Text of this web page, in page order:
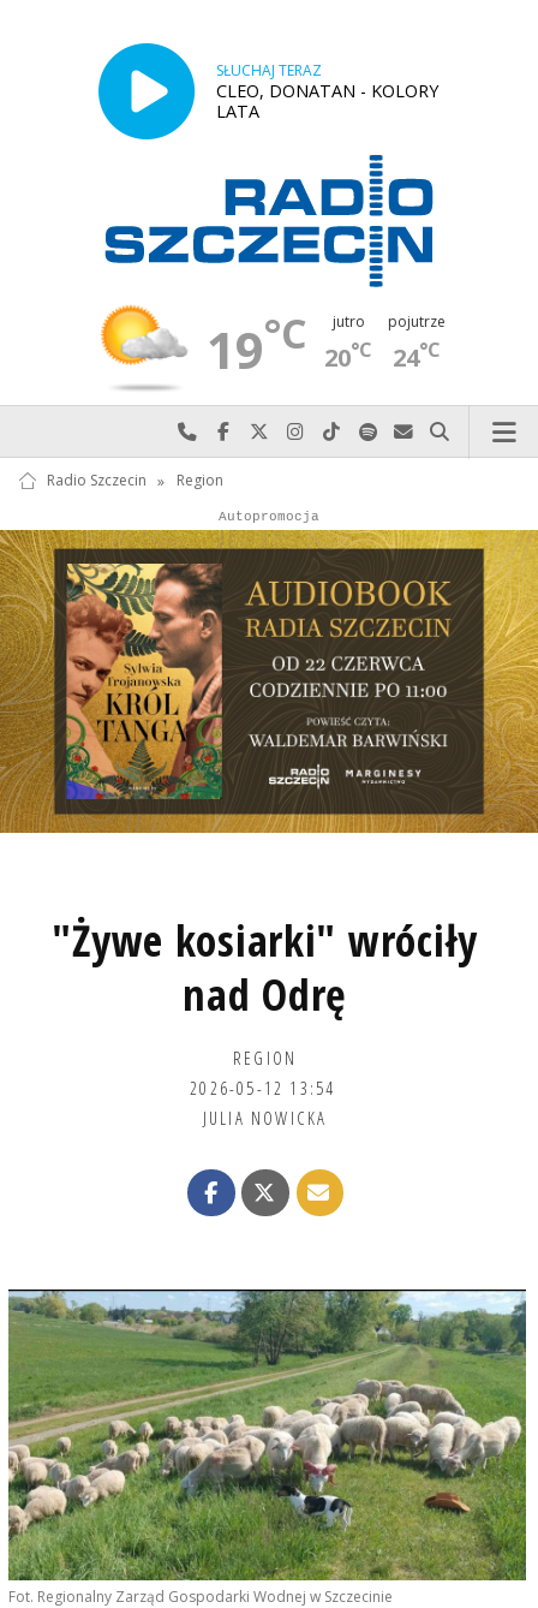
SŁUCHAJ TERAZ
CLEO, DONATAN - KOLORY
LATA
19°C jutro
20°C
pojutrze
24°C
Najlepiej po prostu do nas zadzwoń
Odwiedź nas na Facebook-u
Odwiedź nas na X
Odwiedź nas na Instagram-ie
Odwiedź nas na TikTok-u
Szukaj nas na Spotify
Wyślij do nas
Szukaj
Radio Szczecin » Region
Reklama
Autopromocja
"Żywe kosiarki" wróciły
nad Odrę
REGION
2026-05-12 13:54
JULIA NOWICKA
Fot. Regionalny Zarząd Gospodarki Wodnej w Szczecinie